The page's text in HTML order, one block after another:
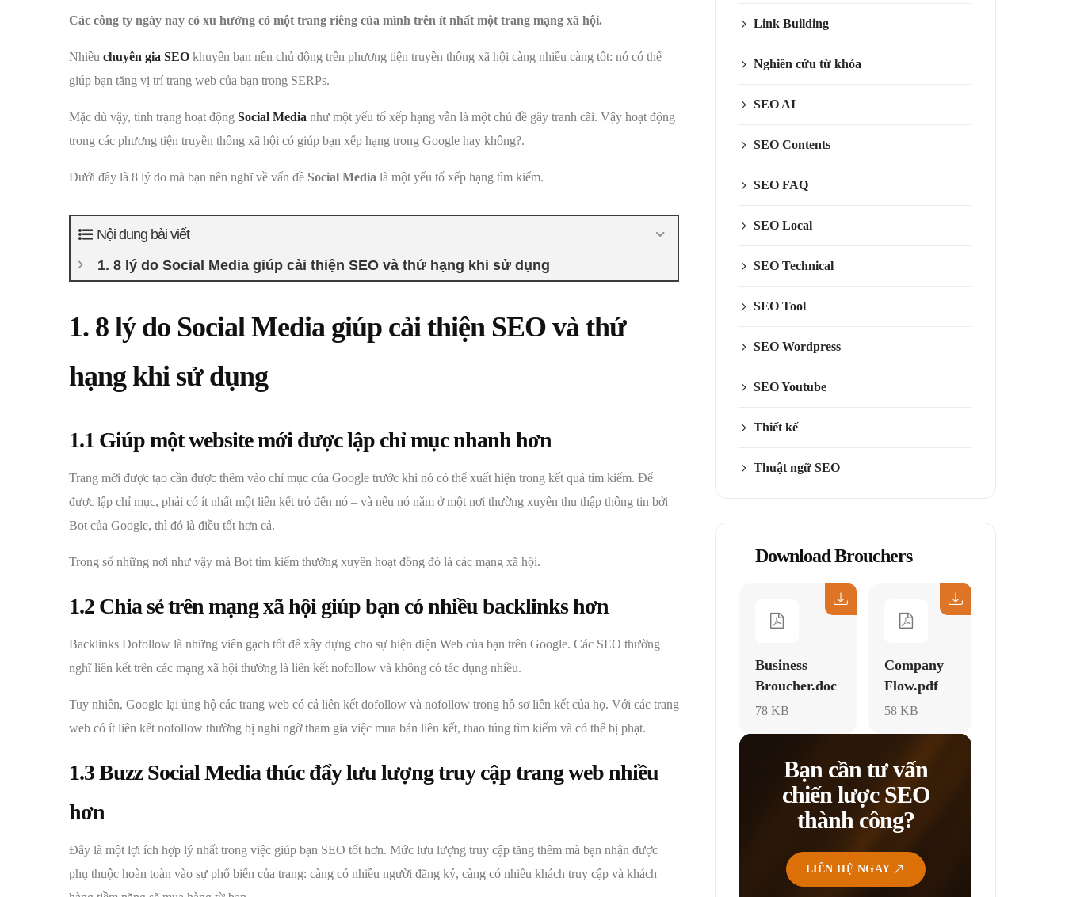
Các công ty ngày nay có xu hướng có một trang riêng của mình trên ít nhất một trang mạng xã hội.
Nhiều chuyên gia SEO khuyên bạn nên chủ động trên phương tiện truyền thông xã hội càng nhiều càng tốt: nó có thế
giúp bạn tăng vị trí trang web của bạn trong SERPs.
Mặc dù vậy, tình trạng hoạt động Social Media như một yếu tố xếp hạng vẫn là một chủ đề gây tranh cãi. Vậy hoạt động
trong các phương tiện truyền thông xã hội có giúp bạn xếp hạng trong Google hay không?.
Dưới đây là 8 lý do mà bạn nên nghĩ về vấn đề Social Media là một yếu tố xếp hạng tìm kiếm.
Nội dung bài viết
1. 8 lý do Social Media giúp cải thiện SEO và thứ hạng khi sử dụng
1. 8 lý do Social Media giúp cải thiện SEO và thứ
hạng khi sử dụng
1.1 Giúp một website mới được lập chỉ mục nhanh hơn
Trang mới được tạo cần được thêm vào chỉ mục của Google trước khi nó có thể xuất hiện trong kết quả tìm kiếm. Để
được lập chỉ mục, phải có ít nhất một liên kết trỏ đến nó – và nếu nó nằm ở một nơi thường xuyên thu thập thông tin bởi
Bot của Google, thì đó là điều tốt hơn cả.
Trong số những nơi như vậy mà Bot tìm kiếm thường xuyên hoạt đồng đó là các mạng xã hội.
1.2 Chia sẻ trên mạng xã hội giúp bạn có nhiều backlinks hơn
Backlinks Dofollow là những viên gạch tốt để xây dựng cho sự hiện diện Web của bạn trên Google. Các SEO thường
nghĩ liên kết trên các mạng xã hội thường là liên kết nofollow và không có tác dụng nhiều.
Tuy nhiên, Google lại ủng hộ các trang web có cả liên kết dofollow và nofollow trong hồ sơ liên kết của họ. Với các trang
web có ít liên kết nofollow thường bị nghi ngờ tham gia việc mua bán liên kết, thao túng tìm kiếm và có thể bị phạt.
1.3 Buzz Social Media thúc đẩy lưu lượng truy cập trang web nhiều
hơn
Đây là một lợi ích hợp lý nhất trong việc giúp bạn SEO tốt hơn. Mức lưu lượng truy cập tăng thêm mà bạn nhận được
phụ thuộc hoàn toàn vào sự phổ biến của trang: càng có nhiều người đăng ký, càng có nhiều khách truy cập và khách
Link Building
Nghiên cứu từ khóa
SEO AI
SEO Contents
SEO FAQ
SEO Local
SEO Technical
SEO Tool
SEO Wordpress
SEO Youtube
Thiết kế
Thuật ngữ SEO
Download Brouchers
Business
Broucher.doc
78 KB
Company
Flow.pdf
58 KB
Bạn cần tư vấn
chiến lược SEO
thành công?
LIÊN HỆ NGAY